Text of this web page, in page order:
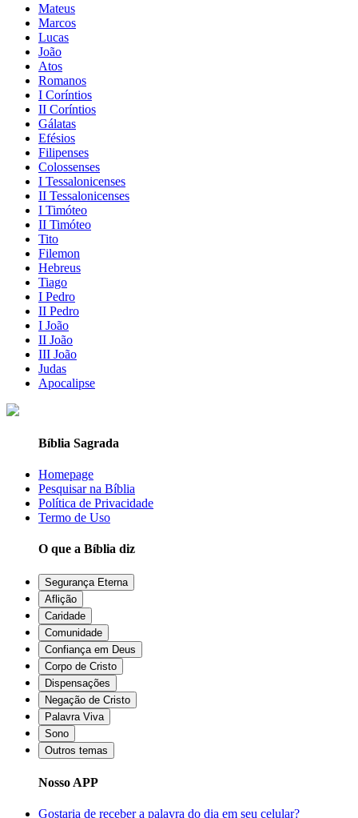
Mateus
Marcos
Lucas
João
Atos
Romanos
I Coríntios
II Coríntios
Gálatas
Efésios
Filipenses
Colossenses
I Tessalonicenses
II Tessalonicenses
I Timóteo
II Timóteo
Tito
Filemon
Hebreus
Tiago
I Pedro
II Pedro
I João
II João
III João
Judas
Apocalipse
Bíblia Sagrada
Homepage
Pesquisar na Bíblia
Política de Privacidade
Termo de Uso
O que a Bíblia diz
Segurança Eterna
Aflição
Caridade
Comunidade
Confiança em Deus
Corpo de Cristo
Dispensações
Negação de Cristo
Palavra Viva
Sono
Outros temas
Nosso APP
Gostaria de receber a palavra do dia em seu celular?